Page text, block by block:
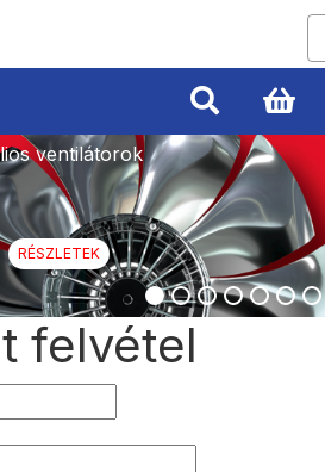
ventilátorok
RÉSZLETEK
felvétel